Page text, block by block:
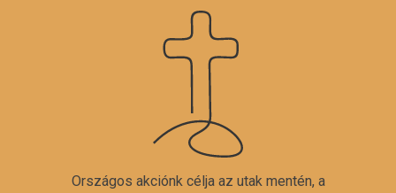
Országos akciónk célja az utak mentén, a